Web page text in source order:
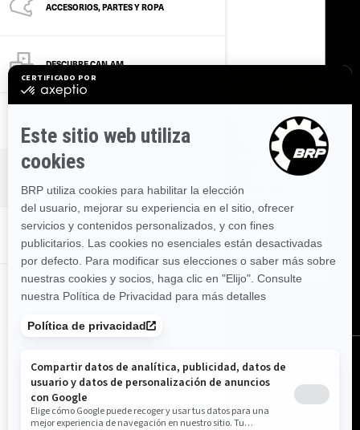
ACCESORIOS, PARTES Y ROPA
DESCUBRE CAN‑AM
CONCESIONARIO MÁS CERCANO
VER PROMOCIONES